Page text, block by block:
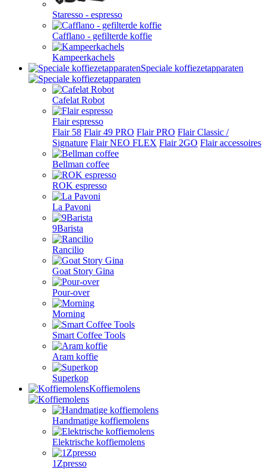
Staresso - espresso
Cafflano - gefilterde koffie
Kampeerkachels
Speciale koffiezetapparaten
Cafelat Robot
Flair espresso
Flair 58 Flair 49 PRO Flair PRO Flair Classic /
Signature Flair NEO FLEX Flair 2GO Flair accessoires
Bellman coffee
ROK espresso
La Pavoni
9Barista
Rancilio
Goat Story Gina
Pour-over
Morning
Smart Coffee Tools
Aram koffie
Superkop
Koffiemolens
Handmatige koffiemolens
Elektrische koffiemolens
1Zpresso